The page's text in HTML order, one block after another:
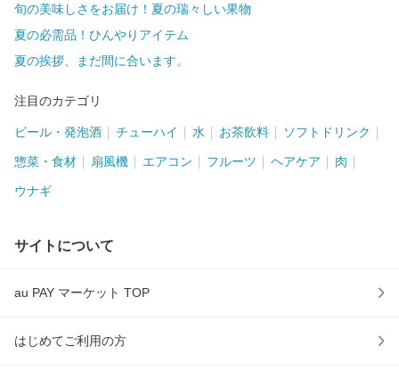
旬の美味しさをお届け！夏の瑞々しい果物
夏の必需品！ひんやりアイテム
夏の挨拶、まだ間に合います。
注目のカテゴリ
ビール・発泡酒 チューハイ 水 お茶飲料 ソフトドリンク
惣菜・食材 扇風機 エアコン フルーツ ヘアケア 肉
ウナギ
サイトについて
au PAY マーケット TOP
はじめてご利用の方